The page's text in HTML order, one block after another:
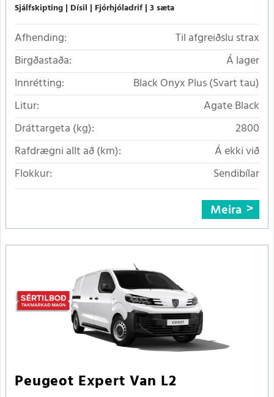
Sjálfskipting Dísil Fjórhjóladrif 3 sæta
Afhending:
Til afgreiðslu strax
Birgðastaða:
Á lager
Innrétting:
Black Onyx Plus (Svart tau)
Litur:
Agate Black
Dráttargeta (kg):
2800
Rafdrægni allt að (km):
Á ekki við
Flokkur:
Sendibílar
Meira
Peugeot Expert Van L2